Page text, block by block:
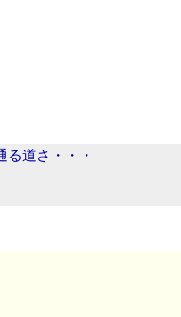
・・・